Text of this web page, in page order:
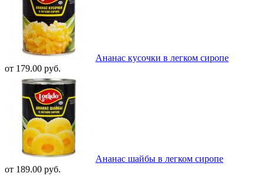
Ананас кусочки в легком сиропе
от 179.00 руб.
Ананас шайбы в легком сиропе
от 189.00 руб.